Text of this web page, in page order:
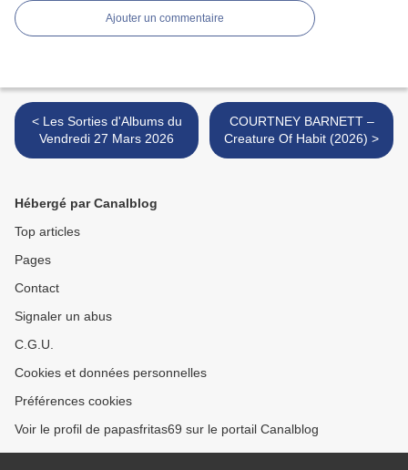
Ajouter un commentaire
< Les Sorties d'Albums du
Vendredi 27 Mars 2026
COURTNEY BARNETT –
Creature Of Habit (2026) >
Hébergé par Canalblog
Top articles
Pages
Contact
Signaler un abus
C.G.U.
Cookies et données personnelles
Préférences cookies
Voir le profil de papasfritas69 sur le portail Canalblog